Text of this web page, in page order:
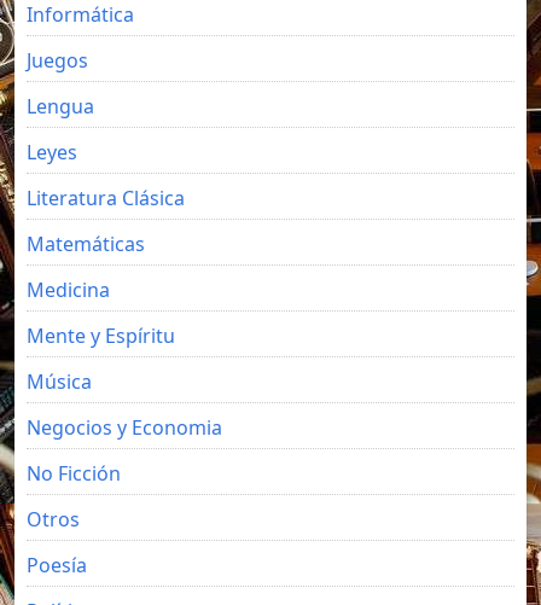
Informática
Juegos
Lengua
Leyes
Literatura Clásica
Matemáticas
Medicina
Mente y Espíritu
Música
Negocios y Economia
No Ficción
Otros
Poesía